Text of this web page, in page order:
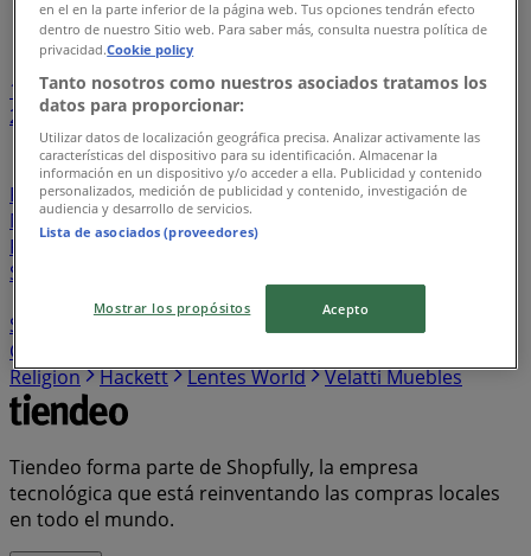
Índice de negocios en San José del Cabo
1
...
22
23242526
Sushi Zone
Toogino’s Pizza Audio Mundo
Jaguar
Porsche
Alfa Romeo Touché
Convergram
Mustache
Lombok El Califa
Pujol
Bulgari Charolo
Sindo Outdoor
Blu Lagoon
Destination Maternity
Shark
Cherry Pink Vilebrequin
Max Mara
Cyber Puerta
Religion
Hackett Lentes World Velatti Muebles
Tiendeo forma parte de Shopfully, la empresa
tecnológica que está reinventando las compras locales
en todo el mundo.
en el en la parte inferior de la página web. Tus opciones tendrán efecto
dentro de nuestro Sitio web. Para saber más, consulta nuestra política de
privacidad.Cookie policy
Tanto nosotros como nuestros asociados tratamos los
datos para proporcionar:
Utilizar datos de localización geográfica precisa. Analizar activamente las
características del dispositivo para su identificación. Almacenar la
información en un dispositivo y/o acceder a ella. Publicidad y contenido
personalizados, medición de publicidad y contenido, investigación de
audiencia y desarrollo de servicios.
Lista de asociados (proveedores)
Mostrar los propósitos Acepto